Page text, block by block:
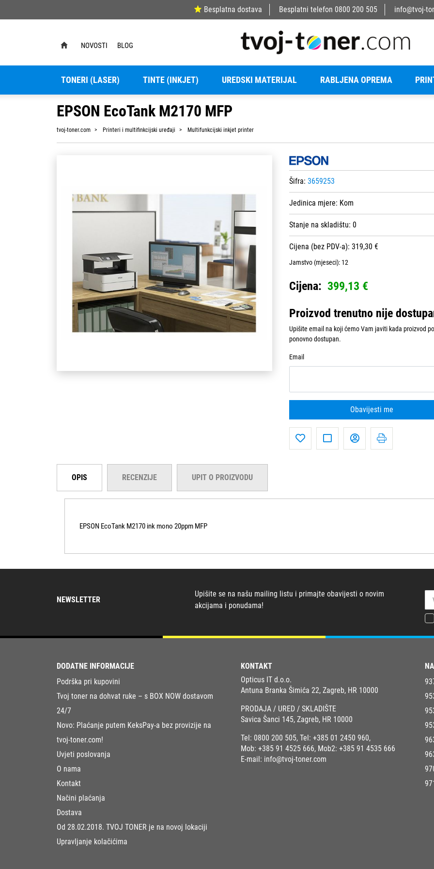
Besplatna dostava Besplatni telefon 0800 200 505 info@tvoj-
NOVOSTI BLOG
TONERI (LASER) TINTE (INKJET) UREDSKI MATERIJAL RABLJENA OPREMA
EPSON EcoTank M2170 MFP
tvoj-toner.com Printeri i multifinkcijski uređaji Multifunkcijski inkjet printer
Šifra: 3659253
Jedinica mjere: Kom
Stanje na skladištu: 0
Cijena (bez PDV-a): 319,30 €
Jamstvo (mjeseci): 12
Cijena: 399,13 €
Proizvod trenutno nije
Upišite email na koji ćemo Vam javiti kada proizvod
ponovno dostupan.
Email
Obavijesti me
OPIS RECENZIJE UPIT O PROIZVODU
EPSON EcoTank M2170 ink mono 20ppm MFP
NEWSLETTER
Upišite se na našu mailing listu i primajte obavijesti o novim
akcijama i ponudama!
DODATNE INFORMACIJE
Podrška pri kupovini
Tvoj toner na dohvat ruke – s BOX NOW dostavom
24/7
Novo: Plaćanje putem KeksPay-a bez provizije na
tvoj-toner.com!
Uvjeti poslovanja
O nama
Kontakt
Načini plaćanja
Dostava
Od 28.02.2018. TVOJ TONER je na novoj lokaciji
Upravljanje kolačićima
KONTAKT
Opticus IT d.o.o.
Antuna Branka Šimića 22, Zagreb, HR 10000
PRODAJA / URED / SKLADIŠTE
Savica Šanci 145, Zagreb, HR 10000
Tel: 0800 200 505, Tel: +385 01 2450 960,
Mob: +385 91 4525 666, Mob2: +385 91 4535 666
E-mail: info@tvoj-toner.com